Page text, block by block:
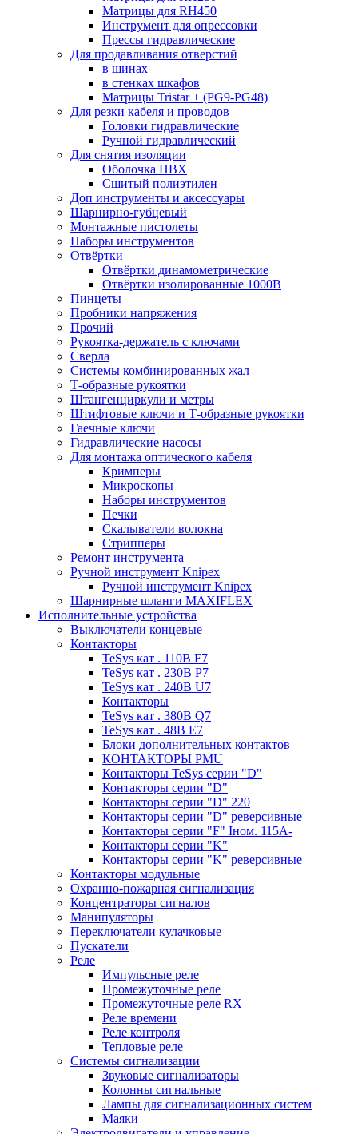
Матрицы для RH450
Инструмент для опрессовки
Прессы гидравлические
Для продавливания отверстий
в шинах
в стенках шкафов
Матрицы Tristar + (PG9-PG48)
Для резки кабеля и проводов
Головки гидравлические
Ручной гидравлический
Для снятия изоляции
Оболочка ПВХ
Сшитый полиэтилен
Доп инструменты и аксессуары
Шарнирно-губцевый
Монтажные пистолеты
Наборы инструментов
Отвёртки
Отвёртки динамометрические
Отвёртки изолированные 1000В
Пинцеты
Пробники напряжения
Прочий
Рукоятка-держатель с ключами
Сверла
Системы комбинированных жал
Т-образные рукоятки
Штангенциркули и метры
Штифтовые ключи и Т-образные рукоятки
Гаечные ключи
Гидравлические насосы
Для монтажа оптического кабеля
Кримперы
Микроскопы
Наборы инструментов
Печки
Скалыватели волокна
Стрипперы
Ремонт инструмента
Ручной инструмент Knipex
Ручной инструмент Knipex
Шарнирные шланги MAXIFLEX
Исполнительные устройства
Выключатели концевые
Контакторы
TeSys кат . 110В F7
TeSys кат . 230В P7
TeSys кат . 240В U7
Контакторы
TeSys кат . 380В Q7
TeSys кат . 48В E7
Блоки дополнительных контактов
КОНТАКТОРЫ PMU
Контакторы TeSys серии "D"
Контакторы серии "D"
Контакторы серии "D" 220
Контакторы серии "D" реверсивные
Контакторы серии "F" Iном. 115А-
Контакторы серии "K"
Контакторы серии "K" реверсивные
Контакторы модульные
Охранно-пожарная сигнализация
Концентраторы сигналов
Манипуляторы
Переключатели кулачковые
Пускатели
Реле
Импульсные реле
Промежуточные реле
Промежуточные реле RX
Реле времени
Реле контроля
Тепловые реле
Системы сигнализации
Звуковые сигнализаторы
Колонны сигнальные
Лампы для сигнализационных систем
Маяки